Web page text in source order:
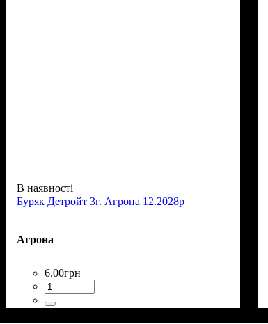
В наявності
Буряк Детройт 3г. Агрона 12.2028р
Агрона
6.00грн